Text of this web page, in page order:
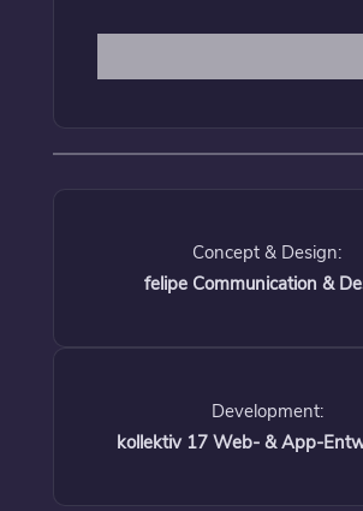
Concept & Design:
felipe Communication &
Development:
kollektiv 17 Web- & App-